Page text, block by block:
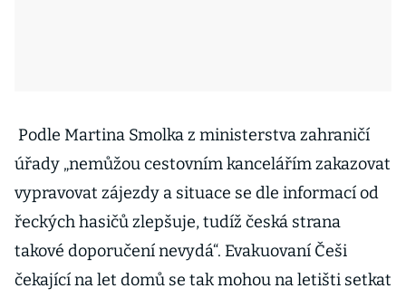
Podle Martina Smolka z ministerstva zahraničí
úřady „nemůžou cestovním kancelářím zakazovat
vypravovat zájezdy a situace se dle informací od
řeckých hasičů zlepšuje, tudíž česká strana
takové doporučení nevydá“. Evakuovaní Češi
čekající na let domů se tak mohou na letišti setkat